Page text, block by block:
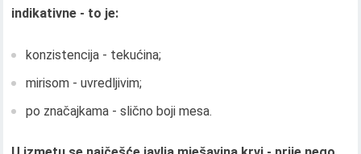
indikativne - to je:
konzistencija - tekućina;
mirisom - uvredljivim;
po značajkama - slično boji mesa.